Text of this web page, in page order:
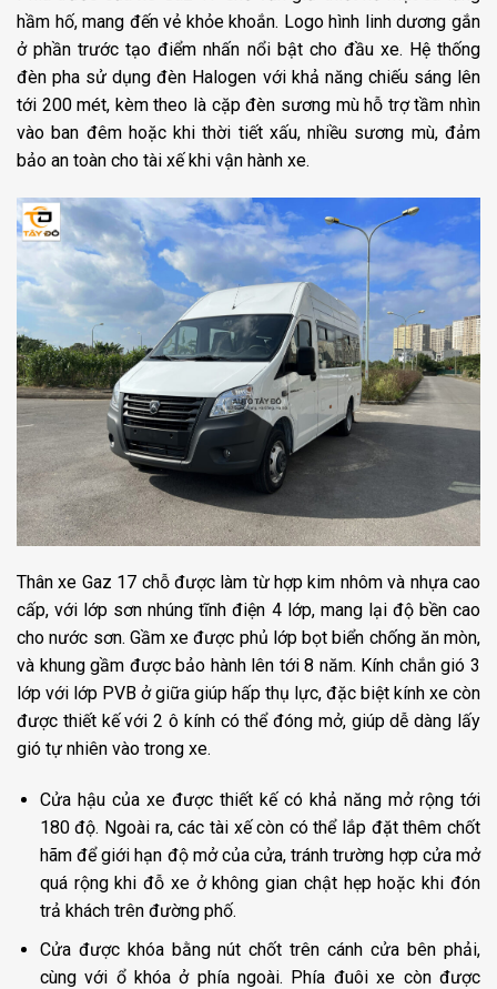
hầm hố, mang đến vẻ khỏe khoắn. Logo hình linh dương gắn
ở phần trước tạo điểm nhấn nổi bật cho đầu xe. Hệ thống
đèn pha sử dụng đèn Halogen với khả năng chiếu sáng lên
tới 200 mét, kèm theo là cặp đèn sương mù hỗ trợ tầm nhìn
vào ban đêm hoặc khi thời tiết xấu, nhiều sương mù, đảm
bảo an toàn cho tài xế khi vận hành xe.
Thân xe Gaz 17 chỗ được làm từ hợp kim nhôm và nhựa cao
cấp, với lớp sơn nhúng tĩnh điện 4 lớp, mang lại độ bền cao
cho nước sơn. Gầm xe được phủ lớp bọt biển chống ăn mòn,
và khung gầm được bảo hành lên tới 8 năm. Kính chắn gió 3
lớp với lớp PVB ở giữa giúp hấp thụ lực, đặc biệt kính xe còn
được thiết kế với 2 ô kính có thể đóng mở, giúp dễ dàng lấy
gió tự nhiên vào trong xe.
Cửa hậu của xe được thiết kế có khả năng mở rộng tới
180 độ. Ngoài ra, các tài xế còn có thể lắp đặt thêm chốt
hãm để giới hạn độ mở của cửa, tránh trường hợp cửa mở
quá rộng khi đỗ xe ở không gian chật hẹp hoặc khi đón
trả khách trên đường phố.
Cửa được khóa bằng nút chốt trên cánh cửa bên phải,
cùng với ổ khóa ở phía ngoài. Phía đuôi xe còn được